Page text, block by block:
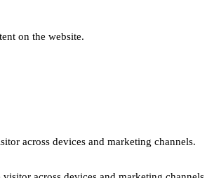
on the website.
across devices and marketing channels.